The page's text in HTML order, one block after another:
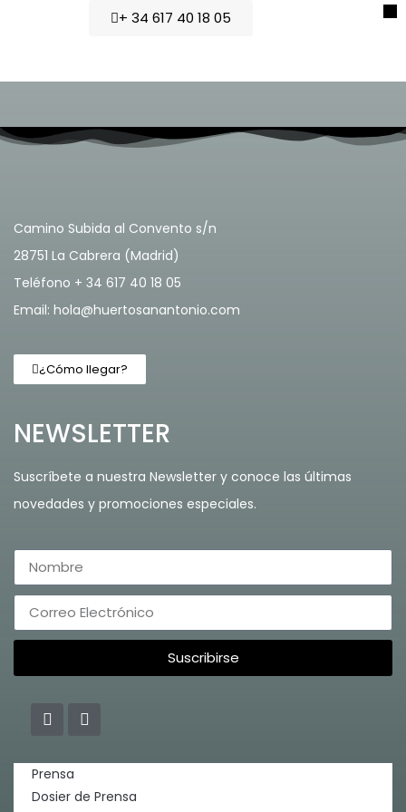
+ 34 617 40 18 05
Camino Subida al Convento s/n
28751 La Cabrera (Madrid)
Teléfono + 34 617 40 18 05
Email: hola@huertosanantonio.com
¿Cómo llegar?
NEWSLETTER
Suscríbete a nuestra Newsletter y conoce las últimas
novedades y promociones especiales.
Suscribirse
Prensa
Dosier de Prensa